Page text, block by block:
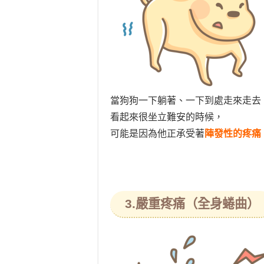
當狗狗一下躺著、一下到處走來走去
看起來很坐立難安的時候，
可能是因為他正承受著 陣發性的疼痛
3.嚴重疼痛（全身蜷曲）